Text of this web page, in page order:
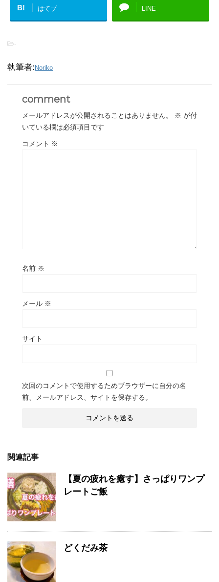
B! はてブ LINE
-
執筆者: Noriko
comment
メールアドレスが公開されることはありません。 ※ が付
いている欄は必須項目です
コメント ※
名前 ※
メール ※
サイト
次回のコメントで使用するためブラウザーに自分の名
前、メールアドレス、サイトを保存する。
関連記事
【夏の疲れを癒す】さっぱりワンプ
レートご飯
どくだみ茶